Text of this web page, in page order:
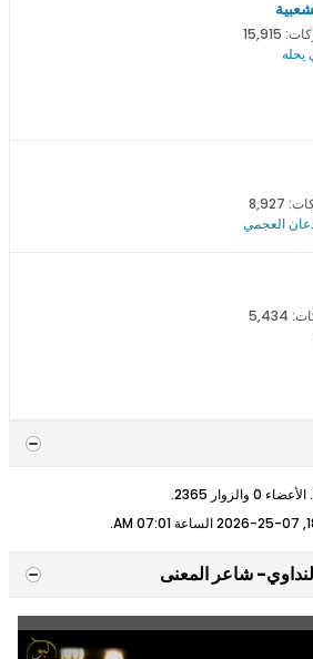
يحله
العجمي
07:01 AM
.
شاعر المعنى